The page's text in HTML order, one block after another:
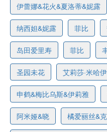
伊蕾娜&花火&夏洛蒂&妮露
纳西妲&妮露 菲比
岛田爱里寿 菲比
圣园未花 艾莉莎·米哈
申鹤&梅比乌斯&伊莉雅
阿米娅&晓 橘爱丽丝&